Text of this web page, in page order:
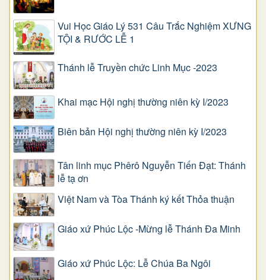
Vui Học Giáo Lý 531 Câu Trắc Nghiệm XƯNG
TỘI & RƯỚC LỄ 1
Thánh lễ Truyền chức Linh Mục -2023
Khai mạc Hội nghị thường niên kỳ I/2023
Biên bản Hội nghị thường niên kỳ I/2023
Tân linh mục Phêrô Nguyễn Tiến Đạt: Thánh
lễ tạ ơn
Việt Nam và Tòa Thánh ký kết Thỏa thuận
Giáo xứ Phúc Lộc -Mừng lễ Thánh Đa Minh
Giáo xứ Phúc Lộc: Lễ Chúa Ba Ngôi